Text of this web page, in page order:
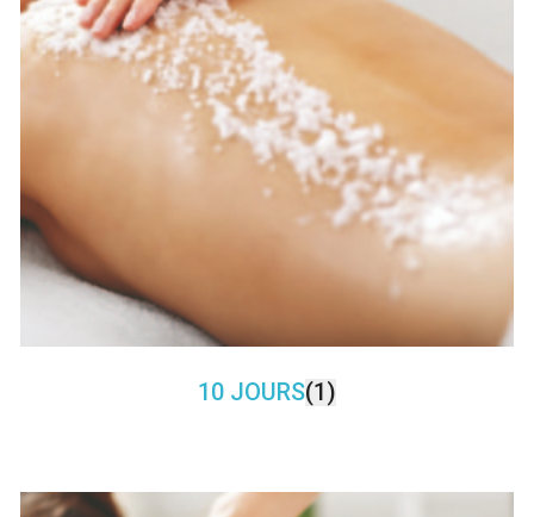
10 JOURS(1)